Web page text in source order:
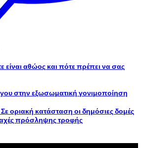
είναι αθώος και πότε πρέπει να σας
στην εξωσωματική γονιμοποίηση
οριακή κατάσταση οι δημόσιες δομές
πρόσληψης τροφής